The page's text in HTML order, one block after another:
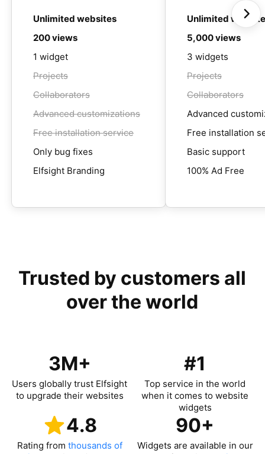
Unlimited websites
200 views
1 widget
Projects
Collaborators
Advanced customizations
Free installation service
Only bug fixes
Elfsight Branding
Unlimited
5,000 views
3 widgets
Projects
Collaborators
Advanced
Free installation
Basic support
100% Ad Free
Trusted by customers all
over the world
3M+
Users globally trust Elfsight
to upgrade their websites
#1
Top service in the world
when it comes to website
widgets
4.8
Rating from thousands of
90+
Widgets are available in our